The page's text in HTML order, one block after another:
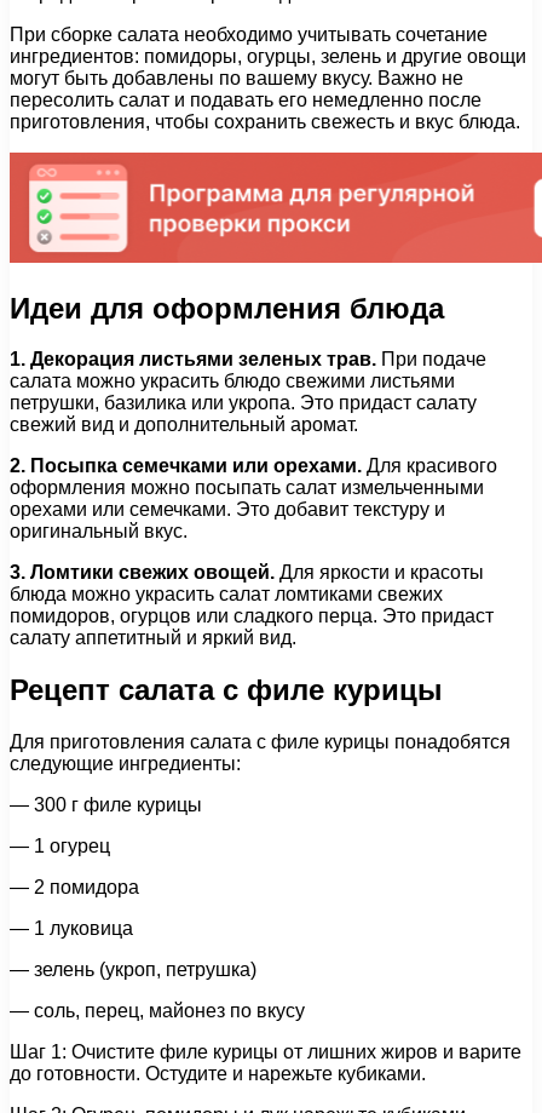
При сборке салата необходимо учитывать сочетание
ингредиентов: помидоры, огурцы, зелень и другие овощи
могут быть добавлены по вашему вкусу. Важно не
пересолить салат и подавать его немедленно после
приготовления, чтобы сохранить свежесть и вкус блюда.
Идеи для оформления блюда
1. Декорация листьями зеленых трав. При подаче
салата можно украсить блюдо свежими листьями
петрушки, базилика или укропа. Это придаст салату
свежий вид и дополнительный аромат.
2. Посыпка семечками или орехами. Для красивого
оформления можно посыпать салат измельченными
орехами или семечками. Это добавит текстуру и
оригинальный вкус.
3. Ломтики свежих овощей. Для яркости и красоты
блюда можно украсить салат ломтиками свежих
помидоров, огурцов или сладкого перца. Это придаст
салату аппетитный и яркий вид.
Рецепт салата с филе курицы
Для приготовления салата с филе курицы понадобятся
следующие ингредиенты:
— 300 г филе курицы
— 1 огурец
— 2 помидора
— 1 луковица
— зелень (укроп, петрушка)
— соль, перец, майонез по вкусу
Шаг 1: Очистите филе курицы от лишних жиров и варите
до готовности. Остудите и нарежьте кубиками.